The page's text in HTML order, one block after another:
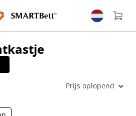
Prijs oplopend